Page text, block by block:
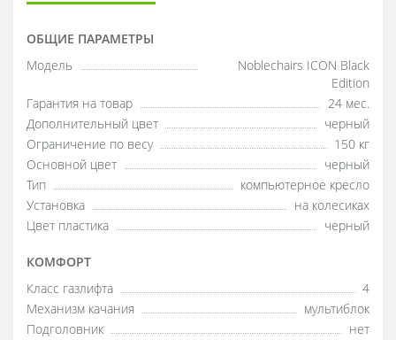
ОБЩИЕ ПАРАМЕТРЫ
Модель
Noblechairs ICON Black
Edition
Гарантия на товар
24 мес.
Дополнительный цвет
черный
Ограничение по весу
150 кг
Основной цвет
черный
Тип
компьютерное кресло
Установка
на колесиках
Цвет пластика
черный
КОМФОРТ
Класс газлифта
4
Механизм качания
мультиблок
Подголовник
нет